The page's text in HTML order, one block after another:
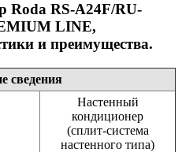
Roda RS-A24F/RU-
LINE,
и преимущества.
сведения
Настенный
кондиционер
(сплит-система
настенного типа)